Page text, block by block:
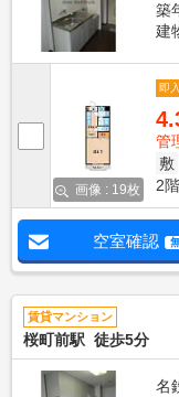
築
建
画像 : 19枚
即
管
敷
2階
空室確認
賃貸マンション
桜町前駅 徒歩5分
名